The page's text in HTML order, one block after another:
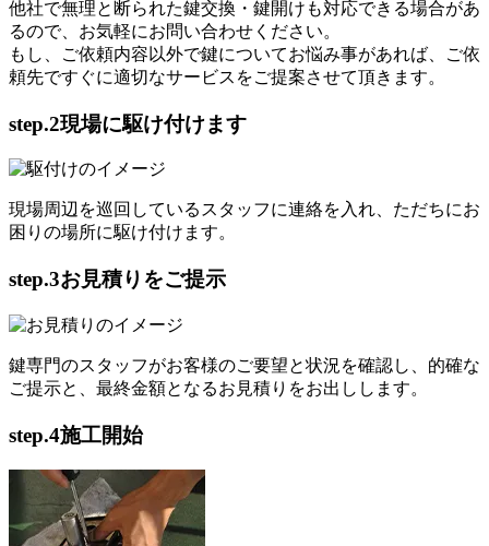
他社で無理と断られた鍵交換・鍵開けも対応できる場合があ
るので、お気軽にお問い合わせください。
もし、ご依頼内容以外で鍵についてお悩み事があれば、ご依
頼先ですぐに適切なサービスをご提案させて頂きます。
step.2現場に駆け付けます
現場周辺を巡回しているスタッフに連絡を入れ、ただちにお
困りの場所に駆け付けます。
step.3お見積りをご提示
鍵専門のスタッフがお客様のご要望と状況を確認し、的確な
ご提示と、最終金額となるお見積りをお出しします。
step.4施工開始